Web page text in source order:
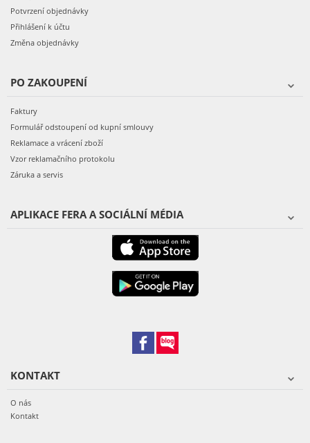
Potvrzení objednávky
Přihlášení k účtu
Změna objednávky
PO ZAKOUPENÍ
Faktury
Formulář odstoupení od kupní smlouvy
Reklamace a vrácení zboží
Vzor reklamačního protokolu
Záruka a servis
APLIKACE FERA A SOCIÁLNÍ MÉDIA
KONTAKT
O nás
Kontakt